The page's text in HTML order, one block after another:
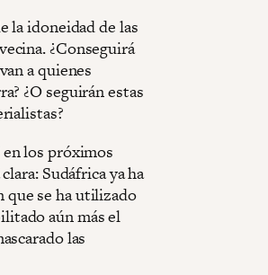
la idoneidad de las
¿Conseguirá
a quienes
¿O seguirán estas
los próximos
Sudáfrica ya ha
que se ha utilizado
aún más el
las